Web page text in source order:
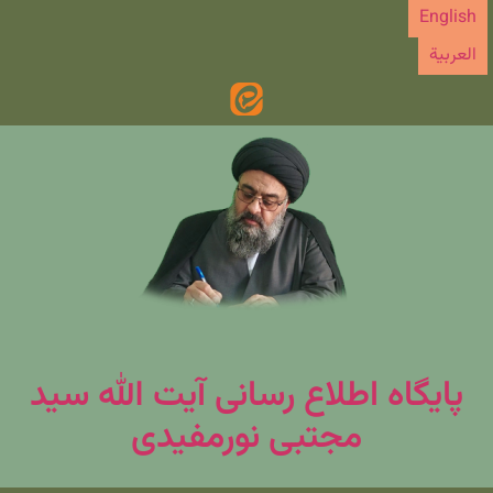
پرش
محتوا
English
العربیة
پایگاه اطلاع رسانی آیت الله سید
مجتبی نورمفیدی